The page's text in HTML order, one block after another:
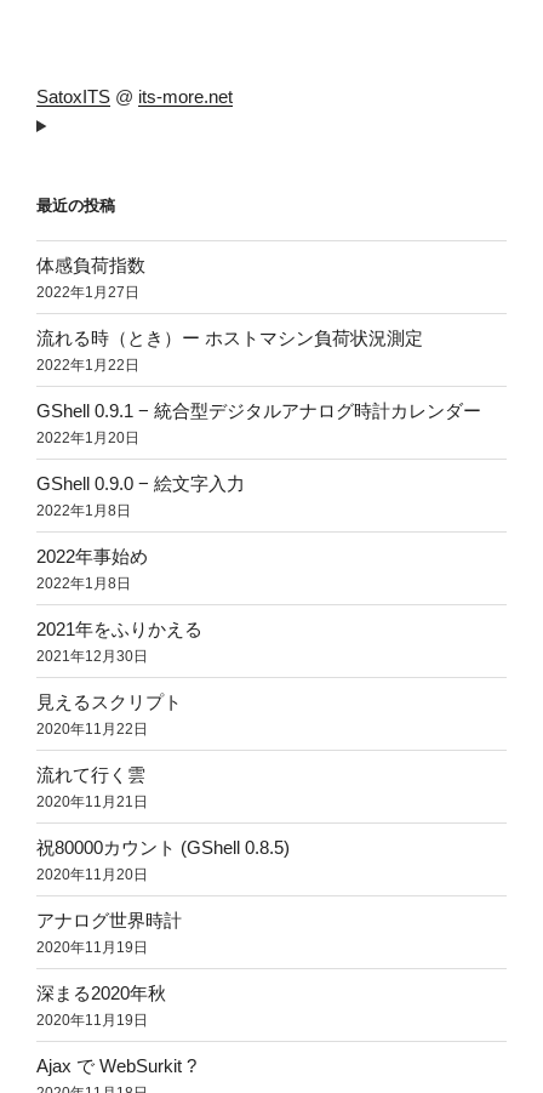
SatoxITS @ its-more.net
最近の投稿
体感負荷指数
2022年1月27日
流れる時（とき）ー ホストマシン負荷状況測定
2022年1月22日
GShell 0.9.1 − 統合型デジタルアナログ時計カレンダー
2022年1月20日
GShell 0.9.0 − 絵文字入力
2022年1月8日
2022年事始め
2022年1月8日
2021年をふりかえる
2021年12月30日
見えるスクリプト
2020年11月22日
流れて行く雲
2020年11月21日
祝80000カウント (GShell 0.8.5)
2020年11月20日
アナログ世界時計
2020年11月19日
深まる2020年秋
2020年11月19日
Ajax で WebSurkit ?